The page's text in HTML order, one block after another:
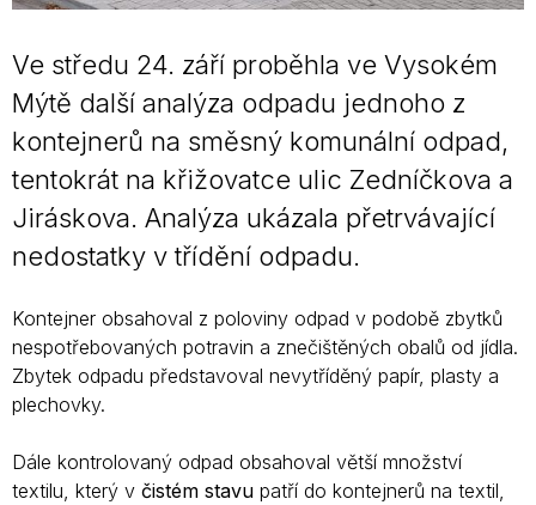
Ve středu 24. září proběhla ve Vysokém
Mýtě další analýza odpadu jednoho z
kontejnerů na směsný komunální odpad,
tentokrát na křižovatce ulic Zedníčkova a
Jiráskova. Analýza ukázala přetrvávající
nedostatky v třídění odpadu.
Kontejner obsahoval z poloviny odpad v podobě zbytků
nespotřebovaných potravin a znečištěných obalů od jídla.
Zbytek odpadu představoval nevytříděný papír, plasty a
plechovky.
Dále kontrolovaný odpad obsahoval větší množství
textilu, který v čistém stavu patří do kontejnerů na textil,